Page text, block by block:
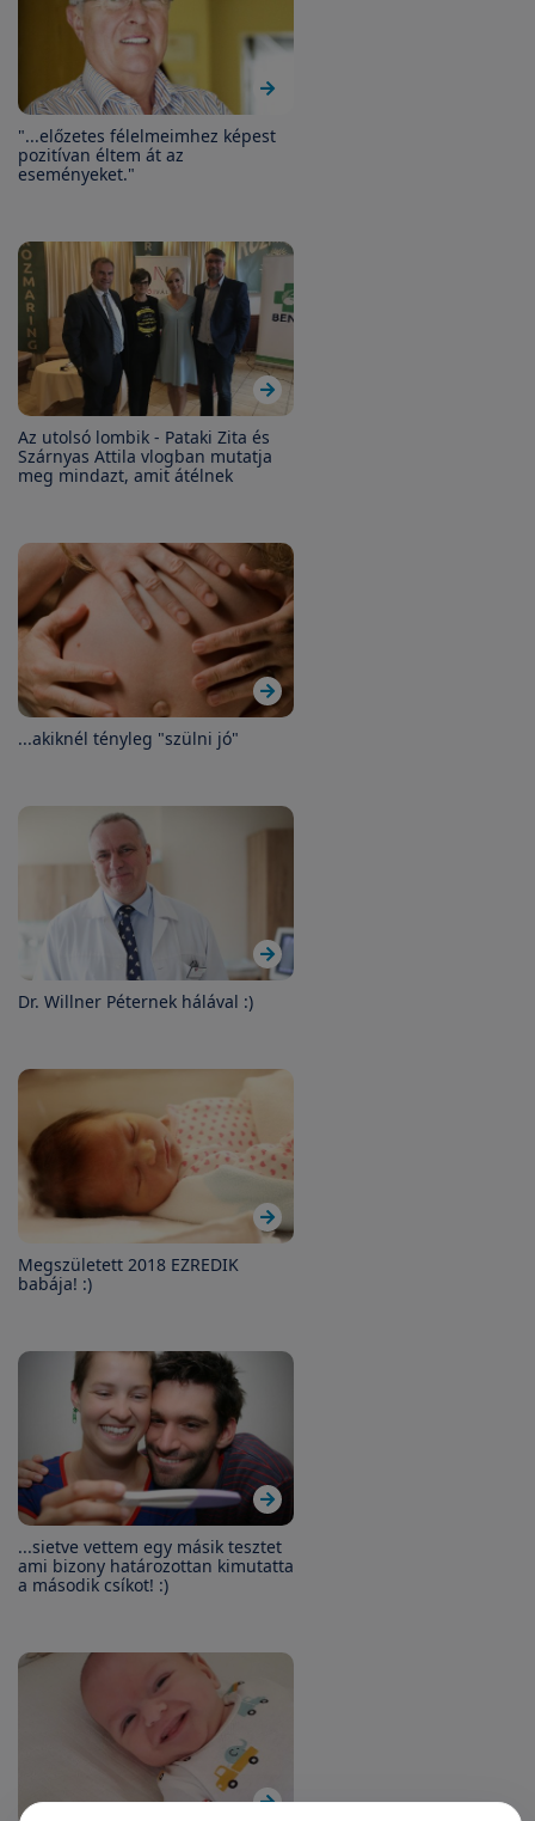
"...előzetes félelmeimhez képest
pozitívan éltem át az
eseményeket."
Az utolsó lombik - Pataki Zita és
Szárnyas Attila vlogban mutatja
meg mindazt, amit átélnek
...akiknél tényleg "szülni jó"
Dr. Willner Péternek hálával :)
Megszületett 2018 EZREDIK
babája! :)
...sietve vettem egy másik tesztet
ami bizony határozottan kimutatta
a második csíkot! :)